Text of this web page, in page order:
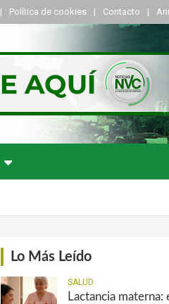
Política de cookies Contacto
Lo Más Leído
SALUD
Lactancia